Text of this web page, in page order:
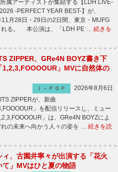
属アーティストが集結する【LDH LIVE-
-PERFECT YEAR BEST-】が、
月28日・29日の2日間、東京・MUFG
れる。 本公演は、「LDH PE … 続きを
ZIPPER、GRe4N BOYZ書き下
1,2,3,FOOOOUR」MVに自然体の
Ｊ－ＰＯＰ
2026年8月6日
ZIPPERが、新曲
」を配信リリースし、ミュー
」は、GRe4N BOYZによ
の未来へ向かう人々の姿を … 続きを読
ィ、古園井寧々が出演する「花火
て」MVはひと夏の物語